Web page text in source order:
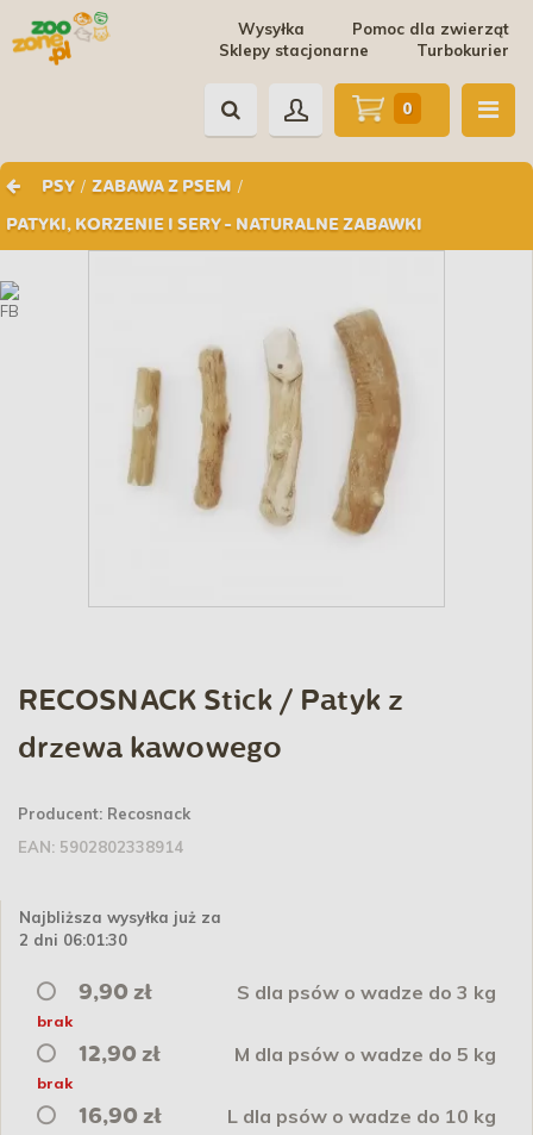
Pomoc dla zwierząt
Wysyłka
Turbokurier
Sklepy stacjonarne
PSY / ZABAWA Z PSEM /
PATYKI, KORZENIE I SERY - NATURALNE ZABAWKI
0
RECOSNACK Stick / Patyk z
drzewa kawowego
Producent: Recosnack
EAN: 5902802338914
Najbliższa wysyłka już za
2 dni 06:01:29
9,90 zł S dla psów o wadze do 3 kg
brak
12,90 zł M dla psów o wadze do 5 kg
brak
16,90 zł L dla psów o wadze do 10 kg